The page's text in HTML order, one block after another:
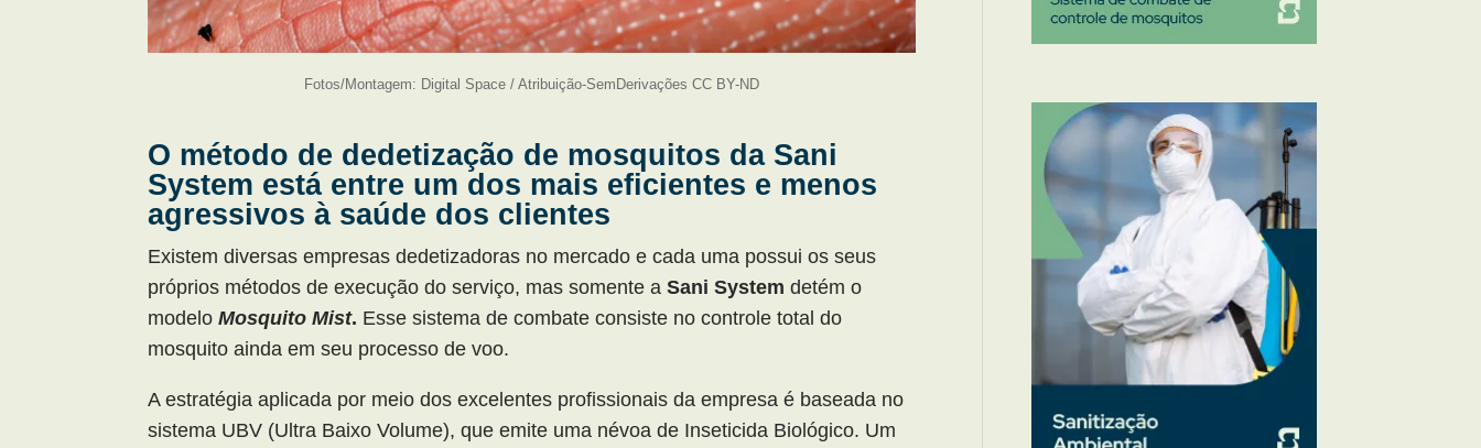
Fotos/Montagem: Digital Space / Atribuição-SemDerivações CC BY-ND
O método de dedetização de mosquitos da Sani
System está entre um dos mais eficientes e menos
agressivos à saúde dos clientes
Existem diversas empresas dedetizadoras no mercado e cada uma possui os seus
próprios métodos de execução do serviço, mas somente aSani System detém o
modeloMosquito Mist. Esse sistema de combate consiste no controle total do
mosquito ainda em seu processo de voo.
A estratégia aplicada por meio dos excelentes profissionais da empresa é baseada no
sistema UBV (Ultra Baixo Volume), que emite uma névoa de Inseticida Biológico. Um